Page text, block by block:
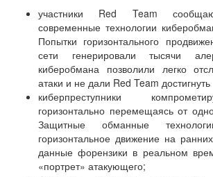
участники Red Team
современные технологии
Попытки горизонтального
сети генерировали тысячи
киберобмана позволили легко
атаки и не дали Red Team
киберпреступники
горизонтально перемещаясь от
Защитные обманные
горизонтальное движение на
данные форензики в реальном
«портрет» атакующего;